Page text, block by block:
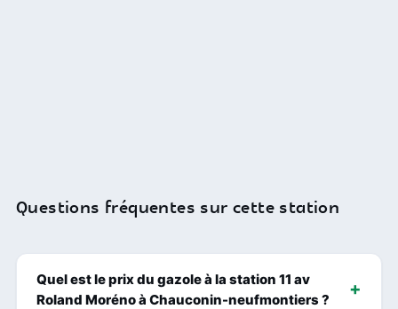
Questions fréquentes sur cette station
Quel est le prix du gazole à la station 11 av
Roland Moréno à Chauconin-neufmontiers ?